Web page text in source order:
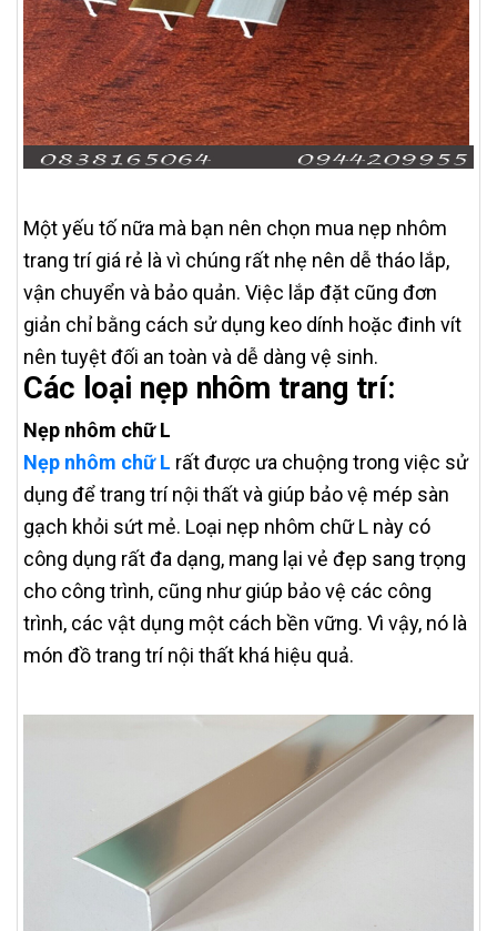
Một yếu tố nữa mà bạn nên chọn mua nẹp nhôm
trang trí giá rẻ là vì chúng rất nhẹ nên dễ tháo lắp,
vận chuyển và bảo quản. Việc lắp đặt cũng đơn
giản chỉ bằng cách sử dụng keo dính hoặc đinh vít
nên tuyệt đối an toàn và dễ dàng vệ sinh.
Các loại nẹp nhôm trang trí:
Nẹp nhôm chữ L
Nẹp nhôm chữ L rất được ưa chuộng trong việc sử
dụng để trang trí nội thất và giúp bảo vệ mép sàn
gạch khỏi sứt mẻ. Loại nẹp nhôm chữ L này có
công dụng rất đa dạng, mang lại vẻ đẹp sang trọng
cho công trình, cũng như giúp bảo vệ các công
trình, các vật dụng một cách bền vững. Vì vậy, nó là
món đồ trang trí nội thất khá hiệu quả.